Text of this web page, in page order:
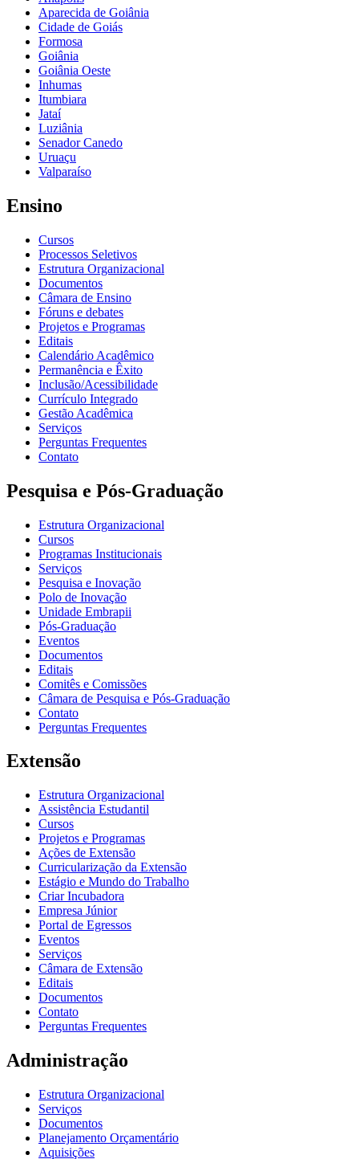
Aparecida de Goiânia
Cidade de Goiás
Formosa
Goiânia
Goiânia Oeste
Inhumas
Itumbiara
Jataí
Luziânia
Senador Canedo
Uruaçu
Valparaíso
Ensino
Cursos
Processos Seletivos
Estrutura Organizacional
Documentos
Câmara de Ensino
Fóruns e debates
Projetos e Programas
Editais
Calendário Acadêmico
Permanência e Êxito
Inclusão/Acessibilidade
Currículo Integrado
Gestão Acadêmica
Serviços
Perguntas Frequentes
Contato
Pesquisa e Pós-Graduação
Estrutura Organizacional
Cursos
Programas Institucionais
Serviços
Pesquisa e Inovação
Polo de Inovação
Unidade Embrapii
Pós-Graduação
Eventos
Documentos
Editais
Comitês e Comissões
Câmara de Pesquisa e Pós-Graduação
Contato
Perguntas Frequentes
Extensão
Estrutura Organizacional
Assistência Estudantil
Cursos
Projetos e Programas
Ações de Extensão
Curricularização da Extensão
Estágio e Mundo do Trabalho
Criar Incubadora
Empresa Júnior
Portal de Egressos
Eventos
Serviços
Câmara de Extensão
Editais
Documentos
Contato
Perguntas Frequentes
Administração
Estrutura Organizacional
Serviços
Documentos
Planejamento Orçamentário
Aquisições